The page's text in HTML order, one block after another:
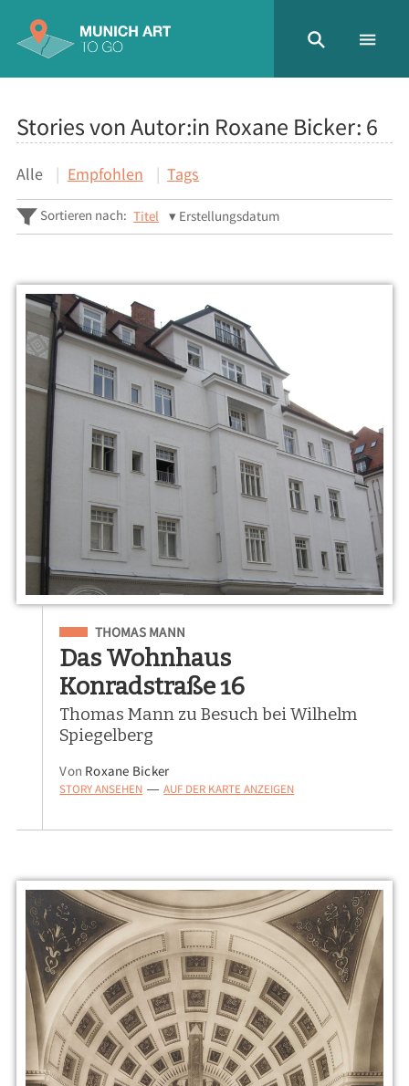
Stories von Autor:in Roxane Bicker: 6
Alle Empfohlen Tags
Sortieren nach: Titel Erstellungsdatum
Eingeordnet unter
THOMAS MANN
Das Wohnhaus
Konradstraße 16
Thomas Mann zu Besuch bei Wilhelm
Spiegelberg
Von Roxane Bicker
STORY ANSEHEN — AUF DER KARTE ANZEIGEN